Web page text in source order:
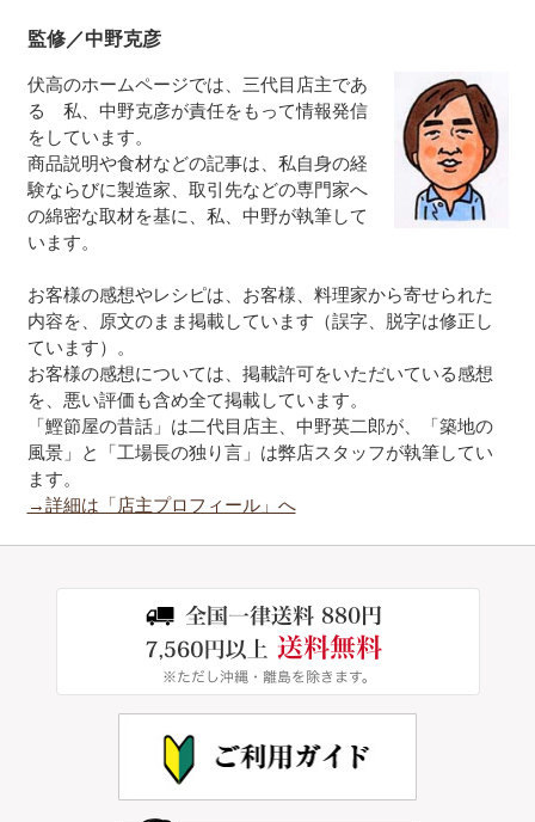
監修／中野克彦
伏高のホームページでは、三代目店主であ
る 私、中野克彦が責任をもって情報発信
をしています。
商品説明や食材などの記事は、私自身の経
験ならびに製造家、取引先などの専門家へ
の綿密な取材を基に、私、中野が執筆して
います。
お客様の感想やレシピは、お客様、料理家から寄せられた
内容を、原文のまま掲載しています（誤字、脱字は修正し
ています）。
お客様の感想については、掲載許可をいただいている感想
を、悪い評価も含め全て掲載しています。
「鰹節屋の昔話」は二代目店主、中野英二郎が、「築地の
風景」と「工場長の独り言」は弊店スタッフが執筆してい
ます。
→詳細は「店主プロフィール」へ